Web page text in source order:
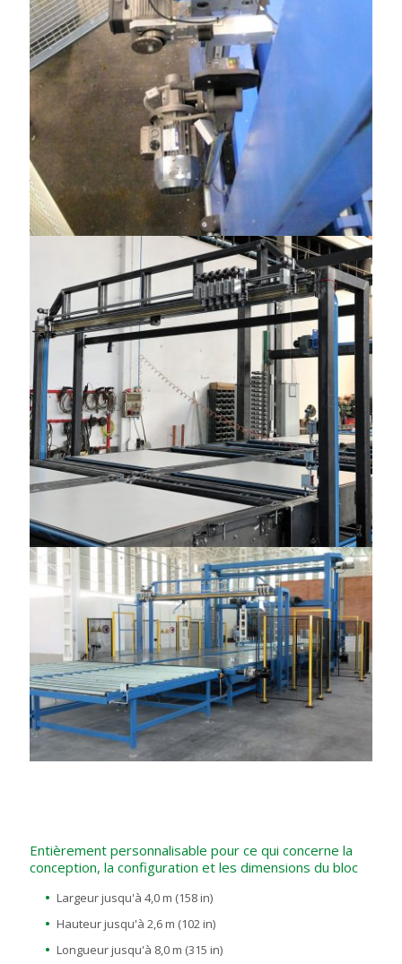
Entièrement personnalisable pour ce qui concerne la
conception, la configuration et les dimensions du bloc
Largeur jusqu'à 4,0 m (158 in)
Hauteur jusqu'à 2,6 m (102 in)
Longueur jusqu'à 8,0 m (315 in)